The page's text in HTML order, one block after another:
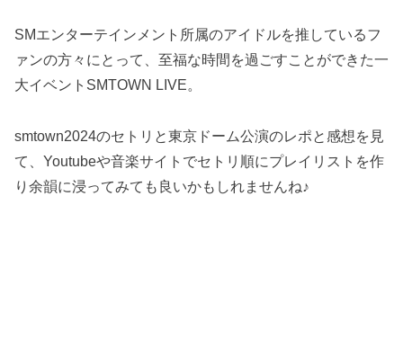
SMエンターテインメント所属のアイドルを推しているフ
ァンの方々にとって、至福な時間を過ごすことができた一
大イベントSMTOWN LIVE。
smtown2024のセトリと東京ドーム公演のレポと感想を見
て、Youtubeや音楽サイトでセトリ順にプレイリストを作
り余韻に浸ってみても良いかもしれませんね♪